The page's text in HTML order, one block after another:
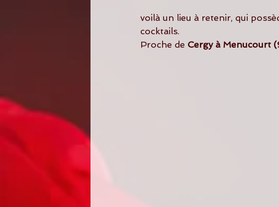
voilà un lieu à retenir, qui
cocktails.
Proche de Cergy à Menucourt